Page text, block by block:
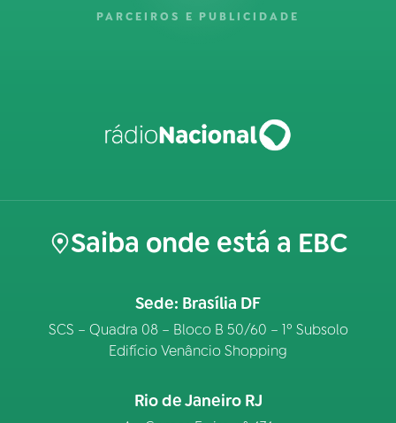
PARCEIROS E PUBLICIDADE
Saiba onde está a EBC
Sede: Brasília DF
SCS – Quadra 08 – Bloco B 50/60 – 1º Subsolo
Edifício Venâncio Shopping
Rio de Janeiro RJ